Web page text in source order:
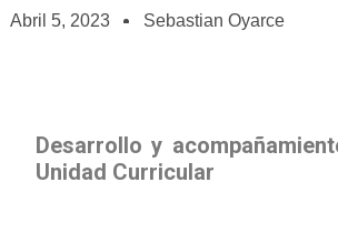
Abril 5, 2023 Sebastian Oyarce
Desarrollo y
Unidad Curricular